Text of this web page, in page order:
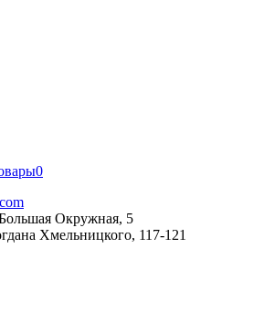
0
Окружная, 5
Хмельницкого, 117-121